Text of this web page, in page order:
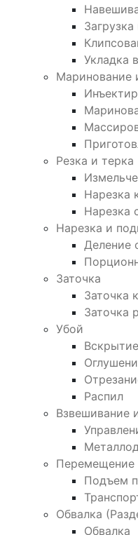
Укладка
Маринование
Резка и терка
Нарезка
Нарезка
Нарезка и
Деление
Заточка
Заточка
Заточка
Убой
Распил
Взвешивание
Перемещение
Подъем
Обвалка
Обвалка